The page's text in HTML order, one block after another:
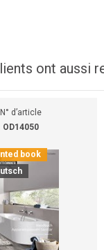
ont aussi
N° d’article
OD14050
book